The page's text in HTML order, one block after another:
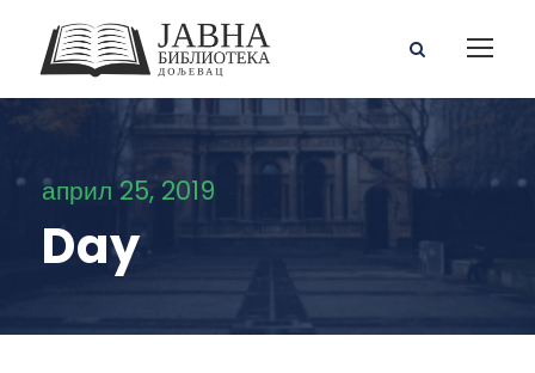
април 25, 2019
Day